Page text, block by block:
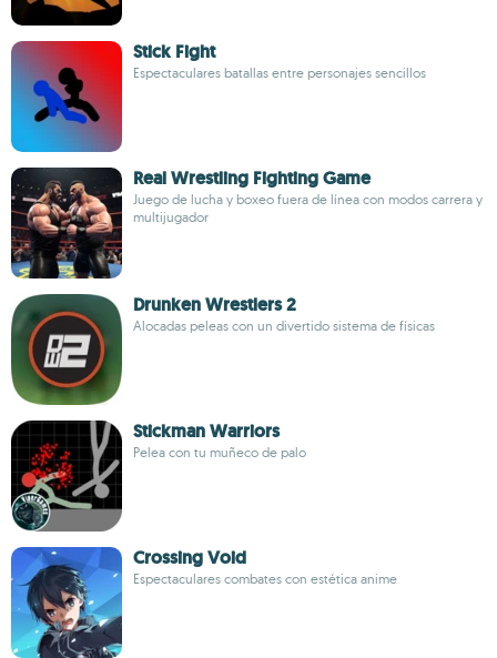
Stick Fight
Espectaculares batallas entre personajes sencillos
Real Wrestling Fighting Game
Juego de lucha y boxeo fuera de línea con modos carrera y
multijugador
Drunken Wrestlers 2
Alocadas peleas con un divertido sistema de físicas
Stickman Warriors
Pelea con tu muñeco de palo
Crossing Void
Espectaculares combates con estética anime